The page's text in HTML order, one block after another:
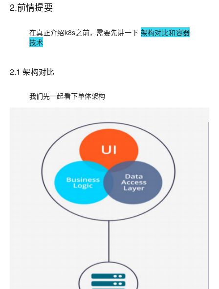
2.前情提要
在真正介绍k8s之前，需要先讲一下 架构对比和容器
技术
2.1 架构对比
我们先一起看下单体架构